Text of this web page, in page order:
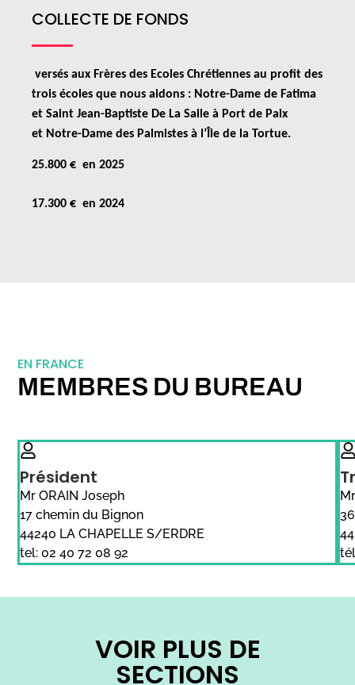
COLLECTE DE FONDS
versés aux Frères des Ecoles Chrétiennes au profit des
trois écoles que nous aidons : Notre-Dame de Fatima
et Saint Jean-Baptiste De La Salle à Port de Paix
et Notre-Dame des Palmistes à l’Île de la Tortue.
25.800 € en 2025
17.300 € en 2024
EN FRANCE
MEMBRES DU BUREAU
Président
Mr ORAIN Joseph
17 chemin du Bignon
44240 LA CHAPELLE S/ERDRE
tel: 02 40 72 08 92
VOIR PLUS DE
SECTIONS